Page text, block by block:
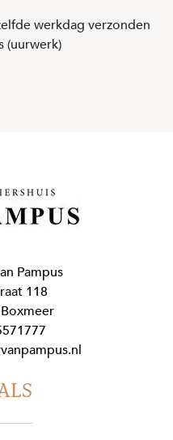
werkdag verzonden
(uurwerk)
Pampus
118